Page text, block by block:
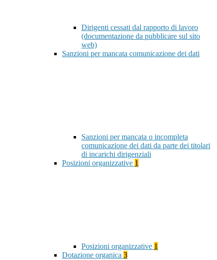
Dirigenti cessati dal rapporto di lavoro
(documentazione da pubblicare sul sito
web)
Sanzioni per mancata comunicazione dei dati
Sanzioni per mancata o incompleta
comunicazione dei dati da parte dei titolari
di incarichi dirigenziali
Posizioni organizzative 1
Posizioni organizzative 1
Dotazione organica 3